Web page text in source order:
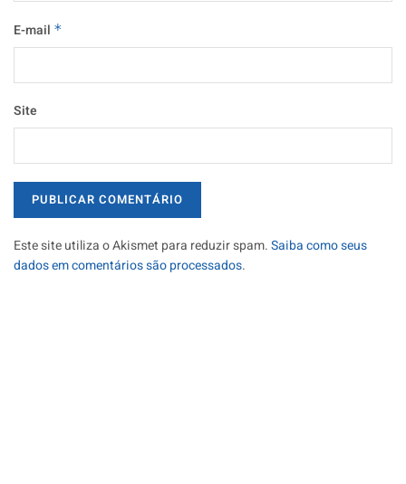
E-mail *
Site
Este site utiliza o Akismet para reduzir spam.Saiba como seus
dados em comentários são processados.